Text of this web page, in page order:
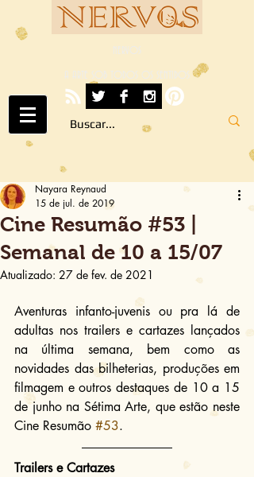
NERVOS
A ARTE SOB TODOS OS SENTIDOS
Cine Resumão #53 |
Semanal de 10 a 15/07
Nayara Reynaud
15 de jul. de 2019
Atualizado: 27 de fev. de 2021
Aventuras infanto-juvenis ou pra lá de
adultas nos trailers e cartazes lançados
na última semana, bem como as
novidades das bilheterias, produções em
filmagem e outros destaques de 10 a 15
de junho na Sétima Arte, que estão neste
Cine Resumão #53.
Trailers e Cartazes